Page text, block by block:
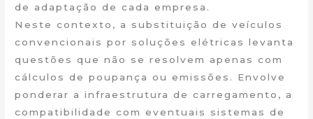
de adaptação de cada empresa.
Neste contexto, a substituição de veículos
convencionais por soluções elétricas levanta
questões que não se resolvem apenas com
cálculos de poupança ou emissões. Envolve
ponderar a infraestrutura de carregamento, a
compatibilidade com eventuais sistemas de